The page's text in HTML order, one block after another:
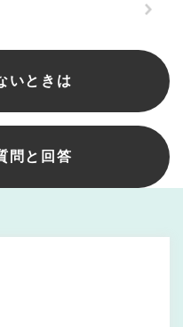
いときは
問と回答